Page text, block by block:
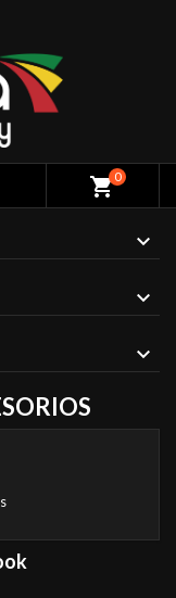
shopping_cart0